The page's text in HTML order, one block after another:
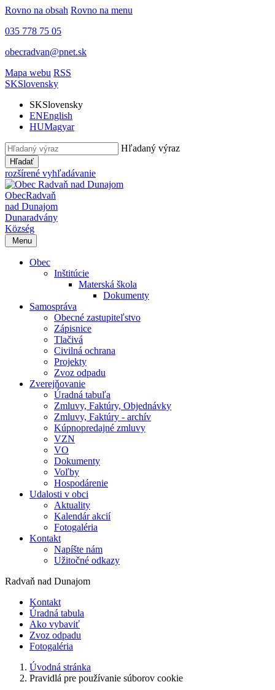
Rovno na obsah Rovno na menu
035 778 75 05
obecradvan@pnet.sk
Mapa webu RSS
SKSlovensky
SKSlovensky
ENEnglish
HUMagyar
Hľadaný výraz
Hľadať
rozšírené vyhľadávanie
ObecRadvaň
nad Dunajom
Dunaradvány
Község
Menu
Obec
Inštitúcie
Materská škola
Dokumenty
Samospráva
Obecné zastupiteľstvo
Zápisnice
Tlačivá
Civilná ochrana
Projekty
Zvoz odpadu
Zverejňovanie
Úradná tabuľa
Zmluvy, Faktúry, Objednávky
Zmluvy, Faktúry - archív
Kúpnopredajné zmluvy
VZN
VO
Dokumenty
Voľby
Hospodárenie
Udalosti v obci
Aktuality
Kalendár akcií
Fotogaléria
Kontakt
Napíšte nám
Užitočné odkazy
Radvaň nad Dunajom
Kontakt
Úradná tabula
Ako vybaviť
Zvoz odpadu
Fotogaléria
Úvodná stránka
Pravidlá pre používanie súborov cookie